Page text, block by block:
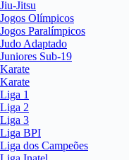
Jiu-Jitsu
Jogos Olímpicos
Jogos Paralímpicos
Judo Adaptado
Juniores Sub-19
Karate
Karate
Liga 1
Liga 2
Liga 3
Liga BPI
Liga dos Campeões